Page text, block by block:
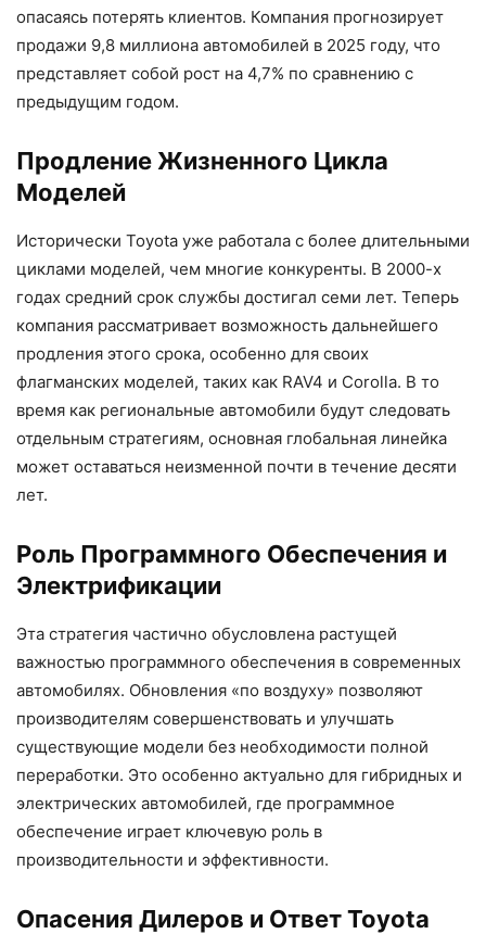
опасаясь потерять клиентов. Компания прогнозирует
продажи 9,8 миллиона автомобилей в 2025 году, что
представляет собой рост на 4,7% по сравнению с
предыдущим годом.
Продление Жизненного Цикла
Моделей
Исторически Toyota уже работала с более длительными
циклами моделей, чем многие конкуренты. В 2000-х
годах средний срок службы достигал семи лет. Теперь
компания рассматривает возможность дальнейшего
продления этого срока, особенно для своих
флагманских моделей, таких как RAV4 и Corolla. В то
время как региональные автомобили будут следовать
отдельным стратегиям, основная глобальная линейка
может оставаться неизменной почти в течение десяти
лет.
Роль Программного Обеспечения и
Электрификации
Эта стратегия частично обусловлена растущей
важностью программного обеспечения в современных
автомобилях. Обновления «по воздуху» позволяют
производителям совершенствовать и улучшать
существующие модели без необходимости полной
переработки. Это особенно актуально для гибридных и
электрических автомобилей, где программное
обеспечение играет ключевую роль в
производительности и эффективности.
Опасения Дилеров и Ответ Toyota